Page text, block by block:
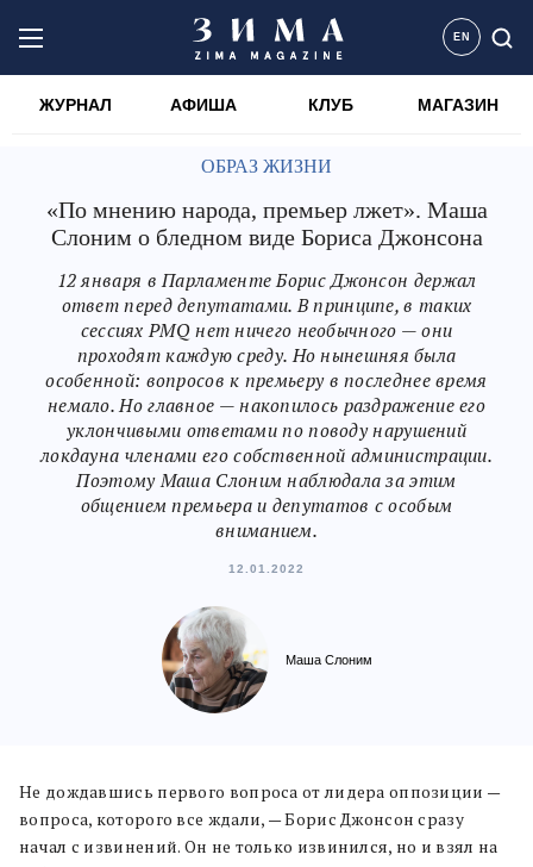
EN
ЖУРНАЛ АФИША КЛУБ МАГАЗИН
ОБРАЗ ЖИЗНИ
«По мнению народа, премьер лжет». Маша
Слоним о бледном виде Бориса Джонсона
12 января в Парламенте Борис Джонсон держал
ответ перед депутатами. В принципе, в таких
сессиях PMQ нет ничего необычного — они
проходят каждую среду. Но нынешняя была
особенной: вопросов к премьеру в последнее время
немало. Но главное — накопилось раздражение его
уклончивыми ответами по поводу нарушений
локдауна членами его собственной администрации.
Поэтому Маша Слоним наблюдала за этим
общением премьера и депутатов с особым
вниманием.
12.01.2022
Маша Слоним
Не дождавшись первого вопроса от лидера оппозиции —
вопроса, которого все ждали, — Борис Джонсон сразу
начал с извинений. Он не только извинился, но и взял на